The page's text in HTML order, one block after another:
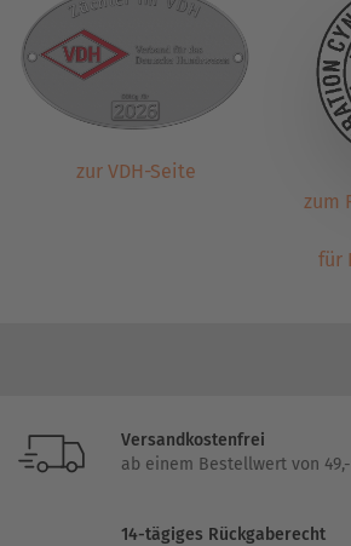
zur VDH-Seite
zum
für
Versandkostenfrei
ab einem Bestellwert von
14-tägiges Rückgaberecht